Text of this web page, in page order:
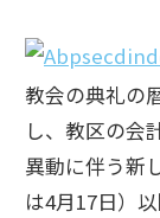
教会の典礼の
し、教区の会
異動に伴う新
は4月17日）